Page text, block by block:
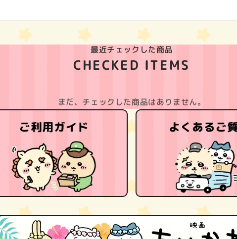
最近チェックした商品
CHECKED ITEMS
まだ、チェックした商品はありません。